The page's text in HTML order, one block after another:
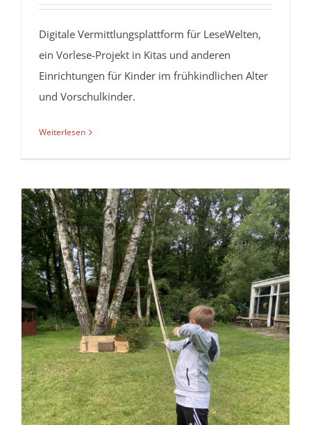
Digitale Vermittlungsplattform für LeseWelten,
ein Vorlese-Projekt in Kitas und anderen
Einrichtungen für Kinder im frühkindlichen Alter
und Vorschulkinder.
Weiterlesen